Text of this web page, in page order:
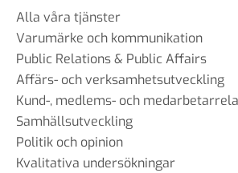
Alla våra tjänster
Varumärke och kommunikation
Public Relations & Public Affairs
Affärs- och verksamhetsutveckling
Kund-, medlems- och
Samhällsutveckling
Politik och opinion
Kvalitativa undersökningar